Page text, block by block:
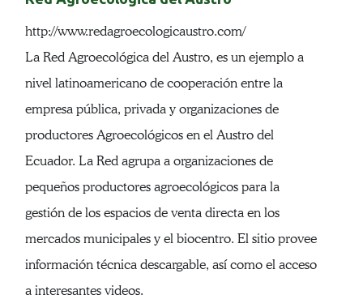
http://www.redagroecologicaustro.com/
La Red Agroecológica del Austro, es un ejemplo a
nivel latinoamericano de cooperación entre la
empresa pública, privada y organizaciones de
productores Agroecológicos en el Austro del
Ecuador. La Red agrupa a organizaciones de
pequeños productores agroecológicos para la
gestión de los espacios de venta directa en los
mercados municipales y el biocentro. El sitio provee
información técnica descargable, así como el acceso
a interesantes videos.